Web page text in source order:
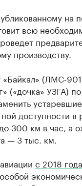
на
всю
производству.
(ЛМС-
(«дочка» УЗГА)
доступности в
300 км в час, а
— 3 тыс. км.
с 2018 года